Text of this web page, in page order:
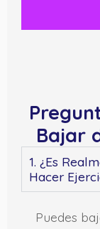
Bajar
1. ¿Es
Hacer
Puedes